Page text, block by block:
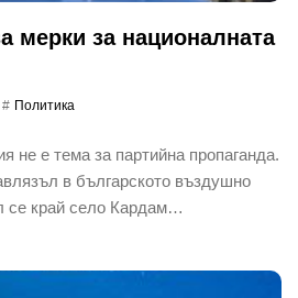
мерки за националната
Политика
не е тема за партийна пропаганда.
в българското въздушно
се край село Кардам…